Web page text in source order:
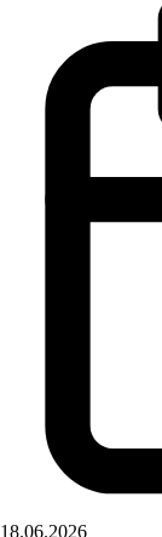
18.06.2026